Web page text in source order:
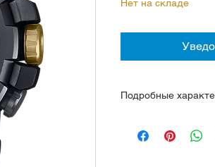
Нет на складе
Подробные
энергии, срок